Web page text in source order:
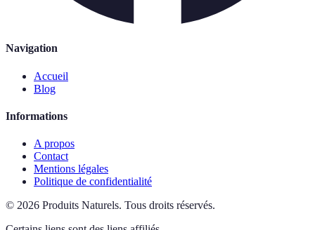
Navigation
Accueil
Blog
Informations
A propos
Contact
Mentions légales
Politique de confidentialité
© 2026 Produits Naturels. Tous droits réservés.